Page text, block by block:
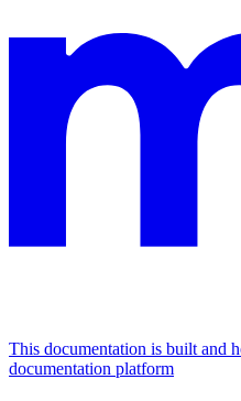
This documentation is built and
documentation platform